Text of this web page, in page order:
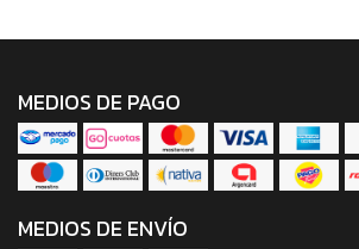
MEDIOS DE PAGO
MEDIOS DE ENVÍO